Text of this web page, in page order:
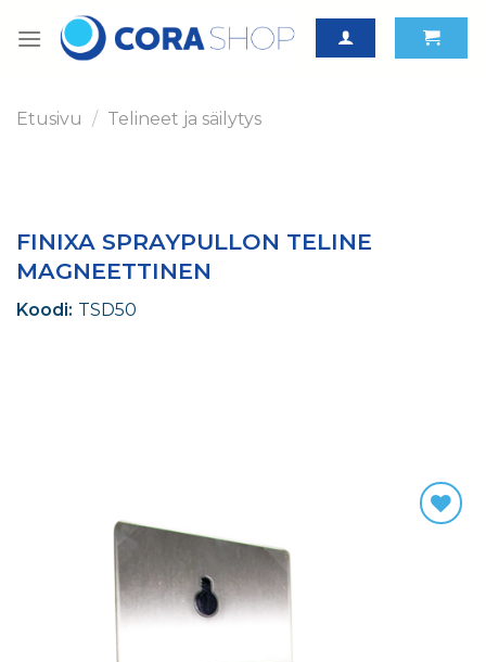
Etusivu / Telineet ja säilytys
FINIXA SPRAYPULLON TELINE
MAGNEETTINEN
Koodi: TSD50